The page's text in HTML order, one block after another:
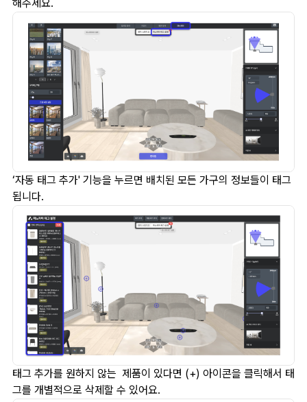
해주세요.
‘자동 태그 추가' 기능을 누르면 배치된 모든 가구의 정보들이 태그
됩니다.
태그 추가를 원하지 않는 제품이 있다면 (+) 아이콘을 클릭해서 태
그를 개별적으로 삭제할 수 있어요.